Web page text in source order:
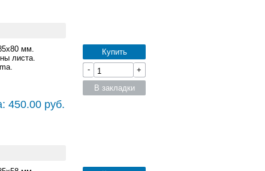
мм.
листа.
450.00 руб.
Купить
-
+
В закладки